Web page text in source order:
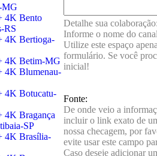
MG
4K Bento
RS
4K Bertioga-
4K Betim-MG
4K Blumenau-
4K Botucatu-
4K Bragança
SP
4K Brasília-
Detalhe sua
Informe o nome do
Utilize este espaço
formulário. Se você
inicial!
Fonte:
De onde veio a
incluir o link exato de
nossa checagem, por
evite usar este campo
Caso deseje adicionar